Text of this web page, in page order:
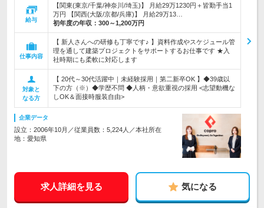
給与
【関東(東京/千葉/神奈川/埼玉)】 月給29万1230円＋皆勤手当1
万円 【関西(大阪/京都/兵庫)】 月給29万13…
初年度の年収： 300～1,200万円
仕事内容
【 新人さんへの研修も丁寧です♪ 】資料作成やスケジュール管
理を通して建築プロジェクトをサポートするお仕事です ★入
社時期にも柔軟に対応します
対象と
なる方
【 20代～30代活躍中｜未経験採用｜第二新卒OK 】◆39歳以
下の方（※）◆学歴不問 ◆人柄・意欲重視の採用 <志望動機な
しOK＆面接時服装自由>
企業データ
設立：2006年10月／従業員数：5,224人／本社所在
地：愛知県
求人詳細を見る 気になる